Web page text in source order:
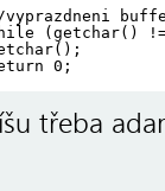
(getchar()
0;
třeba